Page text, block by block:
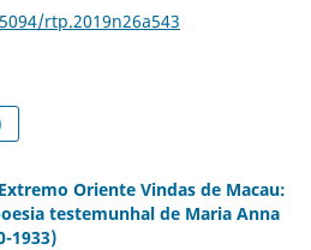
rtp.2019n26a543
Oriente Vindas de Macau:
testemunhal de Maria Anna
1933)